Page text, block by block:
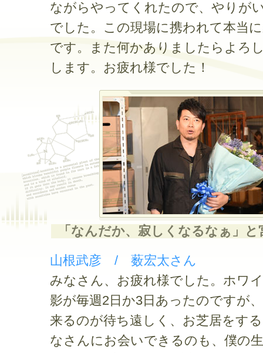
ながらやってくれたので、やりが
でした。この現場に携われて本当
です。また何かありましたらよろ
します。お疲れ様でした！
「なんだか、寂しくなるなぁ」と
山根武彦 / 薮宏太さん
みなさん、お疲れ様でした。ホワ
影が毎週2日か3日あったのですが
来るのが待ち遠しく、お芝居をす
なさんにお会いできるのも、僕の